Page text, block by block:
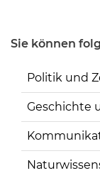
Sie können
Politik und
Geschichte